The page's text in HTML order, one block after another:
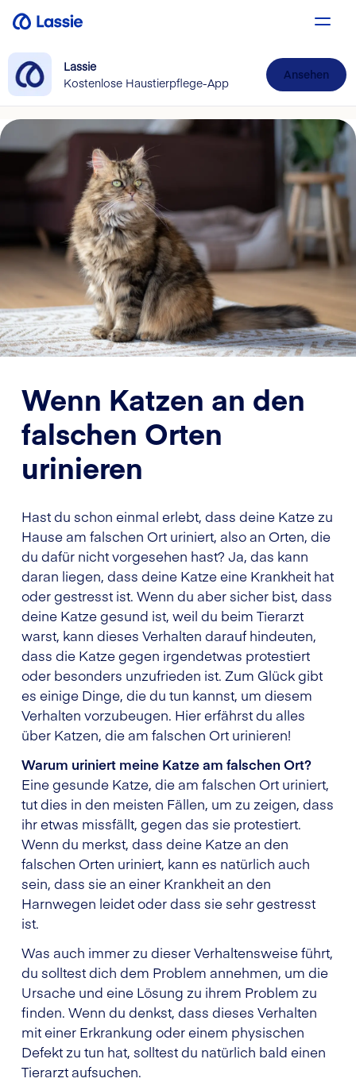
Lassie
Kostenlose Haustierpflege-App
Ansehen
Wenn Katzen an den
falschen Orten
urinieren
Hast du schon einmal erlebt, dass deine Katze zu
Hause am falschen Ort uriniert, also an Orten, die
du dafür nicht vorgesehen hast? Ja, das kann
daran liegen, dass deine Katze eine Krankheit hat
oder gestresst ist. Wenn du aber sicher bist, dass
deine Katze gesund ist, weil du beim Tierarzt
warst, kann dieses Verhalten darauf hindeuten,
dass die Katze gegen irgendetwas protestiert
oder besonders unzufrieden ist. Zum Glück gibt
es einige Dinge, die du tun kannst, um diesem
Verhalten vorzubeugen. Hier erfährst du alles
über Katzen, die am falschen Ort urinieren!
Warum uriniert meine Katze am falschen Ort?
Eine gesunde Katze, die am falschen Ort uriniert,
tut dies in den meisten Fällen, um zu zeigen, dass
ihr etwas missfällt, gegen das sie protestiert.
Wenn du merkst, dass deine Katze an den
falschen Orten uriniert, kann es natürlich auch
sein, dass sie an einer Krankheit an den
Harnwegen leidet oder dass sie sehr gestresst
ist.
Was auch immer zu dieser Verhaltensweise führt,
du solltest dich dem Problem annehmen, um die
Ursache und eine Lösung zu ihrem Problem zu
finden. Wenn du denkst, dass dieses Verhalten
mit einer Erkrankung oder einem physischen
Defekt zu tun hat, solltest du natürlich bald einen
Tierarzt aufsuchen.